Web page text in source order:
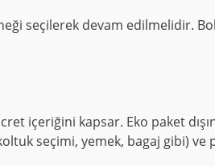
seçilerek devam edilmelidir.
içeriğini kapsar. Eko paket
seçimi, yemek, bagaj gibi)